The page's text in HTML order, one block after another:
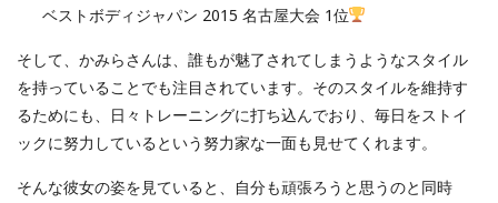
ベストボディジャパン 2015 名古屋大会 1位
そして、かみらさんは、誰もが魅了されてしまうようなスタイル
を持っていることでも注目されています。そのスタイルを維持す
るためにも、日々トレーニングに打ち込んでおり、毎日をストイ
ックに努力しているという努力家な一面も見せてくれます。
そんな彼女の姿を見ていると、自分も頑張ろうと思うのと同時